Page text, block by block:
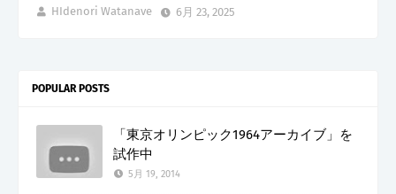
HIdenori Watanave 6月 23, 2025
POPULAR POSTS
「東京オリンピック1964アーカイブ」を
試作中
5月 19, 2014